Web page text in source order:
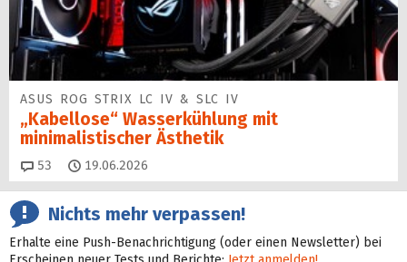
ASUS ROG STRIX LC IV & SLC IV
„Kabellose“ Wasserkühlung mit
minimalistischer Ästhetik
53 Kommentare
19.06.2026
Nichts mehr verpassen!
Erhalte eine Push-Benachrichtigung (oder einen Newsletter) bei